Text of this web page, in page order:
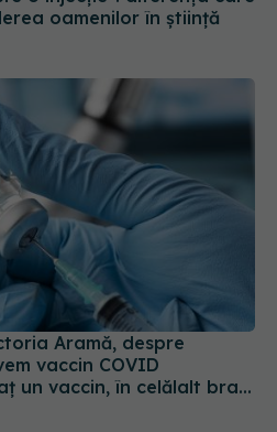
vaccin COVID
un vaccin, în celălalt braț
treilea